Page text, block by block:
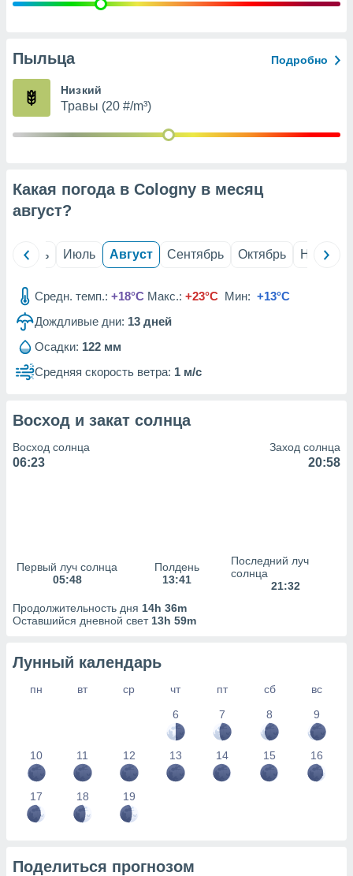
рекламы
сведения
1199
Пыльца Подробно
Низкий
Травы (20 #/m³)
Какая погода в Cologny в месяц
август?
Июнь Июль Август Сентябрь Октябрь Ноябрь
Средн. темп.: +18°C Макс.: +23°C Мин: +13°C
Дождливые дни: 13 дней
Осадки: 122 мм
Средняя скорость ветра: 1 м/с
Восход и закат солнца
Восход солнца
06:23
Заход солнца
20:58
Первый луч солнца
05:48
Полдень
13:41
Последний луч
солнца
21:32
Продолжительность дня 14h 36m
Оставшийся дневной свет 13h 59m
Лунный календарь
пн вт ср чт пт сб
вс
6
7 8 9
10 11 12 13 14 15 16
17 18 19
Поделиться прогнозом